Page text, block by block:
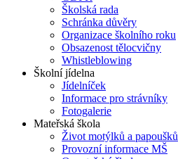
Školská rada
Schránka důvěry
Organizace školního roku
Obsazenost tělocvičny
Whistleblowing
Školní jídelna
Jídelníček
Informace pro strávníky
Fotogalerie
Mateřská škola
Život motýlků a papoušků
Provozní informace MŠ